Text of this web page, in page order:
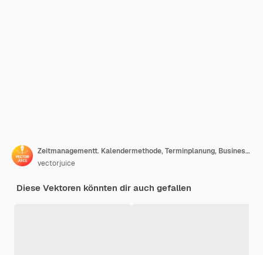
Zeitmanagementt. Kalendermethode, Terminplanung, Business Organizer. Personen, die Zeichen in Arbeitszeitplan-Comicfiguren zeichnen. Teamwork der Kollegen.
vectorjuice
Diese Vektoren könnten dir auch gefallen